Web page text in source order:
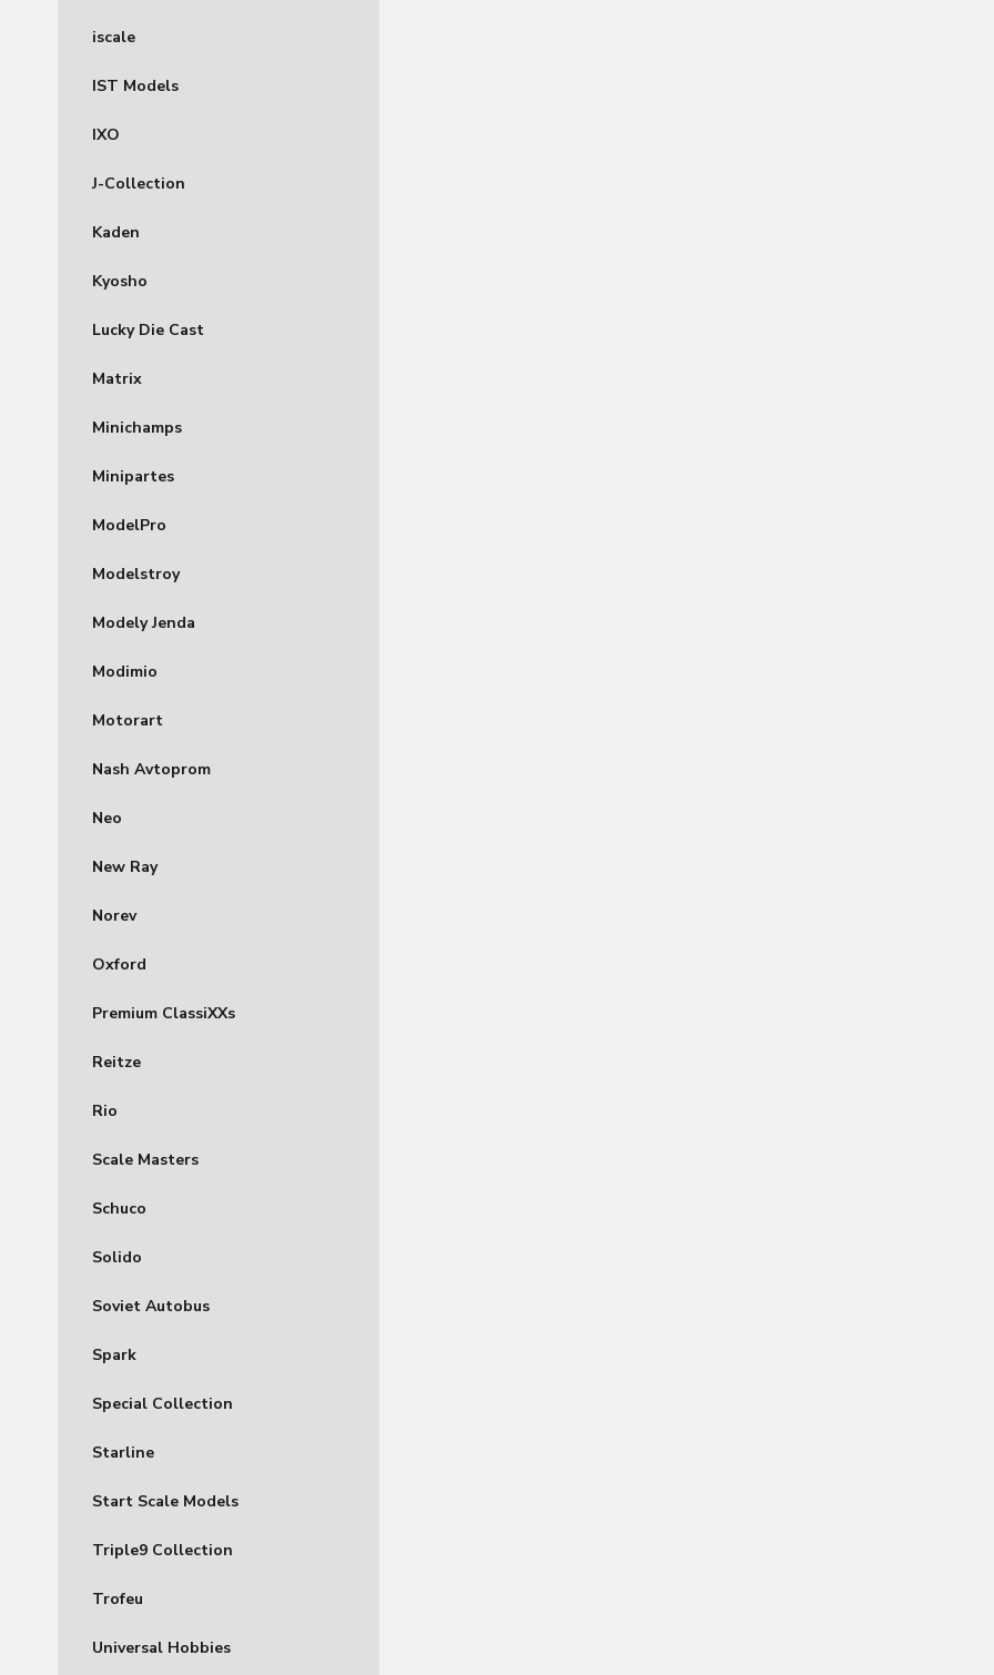
iscale
IST Models
IXO
J-Collection
Kaden
Kyosho
Lucky Die Cast
Matrix
Minichamps
Minipartes
ModelPro
Modelstroy
Modely Jenda
Modimio
Motorart
Nash Avtoprom
Neo
New Ray
Norev
Oxford
Premium ClassiXXs
Reitze
Rio
Scale Masters
Schuco
Solido
Soviet Autobus
Spark
Special Collection
Starline
Start Scale Models
Triple9 Collection
Trofeu
Universal Hobbies